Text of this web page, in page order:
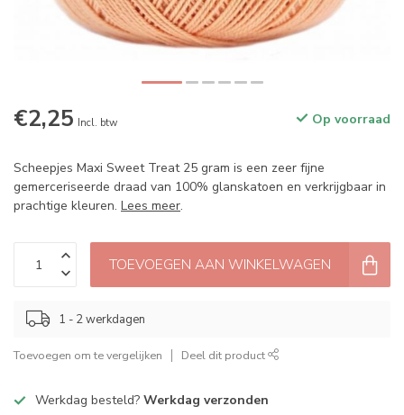
€2,25 Incl. btw Op voorraad
Scheepjes Maxi Sweet Treat 25 gram is een zeer fijne
gemerceriseerde draad van 100% glanskatoen en verkrijgbaar in
prachtige kleuren. Lees meer.
TOEVOEGEN AAN WINKELWAGEN
1 - 2 werkdagen
Toevoegen om te vergelijken Deel dit product
Werkdag besteld? Werkdag verzonden